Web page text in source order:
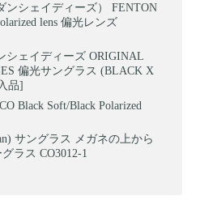
ンシェイディーズ） FENTON
lens 偏光レンズ
シェイディーズ ORIGINAL
偏光サングラス (BLACK X
品]
Black Soft/Black Polarized
サングラス メガネの上から
ラス CO3012-1